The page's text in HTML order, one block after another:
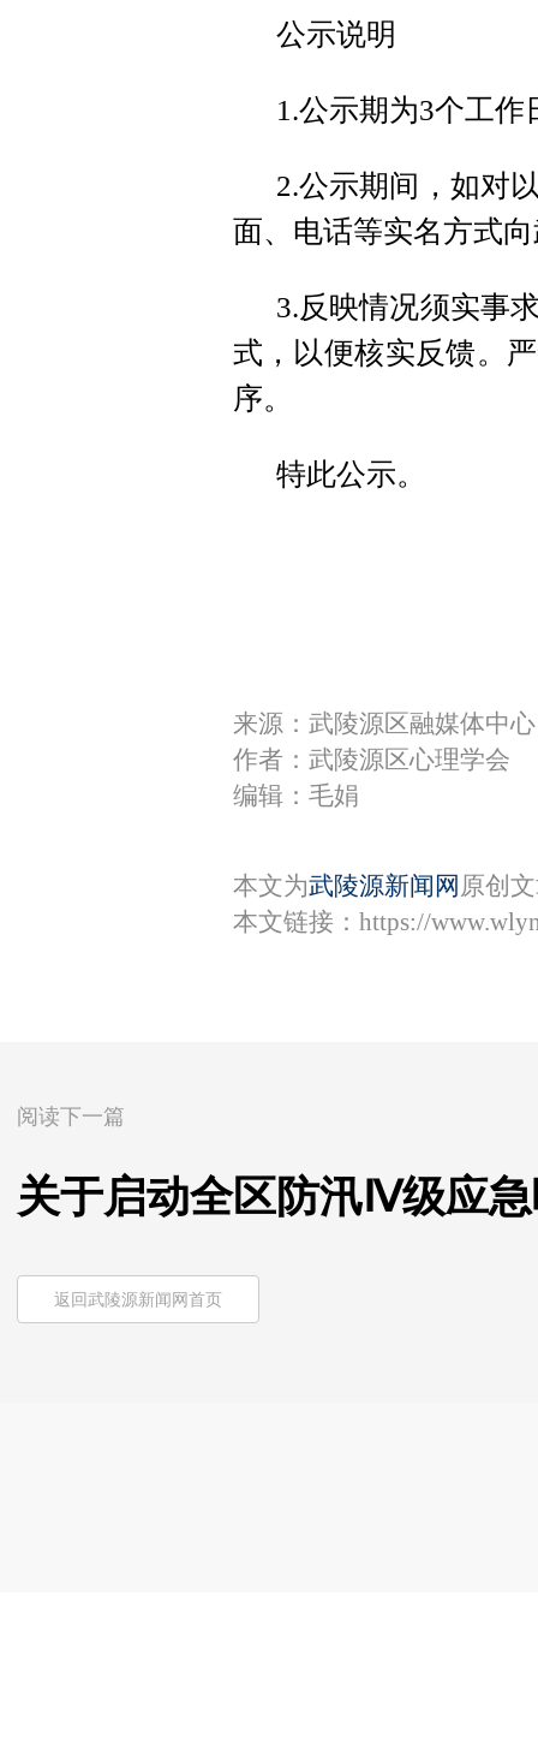
公示说明
1.公示期为3个工
2.公示期间，如对
面、电话等实名方式
3.反映情况须实事
式，以便核实反馈。
序。
特此公示。
来源：武陵源区融媒体中心
作者：武陵源区心理学会
编辑：毛娟
本文为武陵源新闻网 原创
本文链接： https://
阅读下一篇
关于启动全区防汛Ⅳ级应
返回武陵源新闻网首页